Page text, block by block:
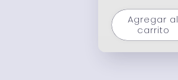
habitual
Agregar al
carrito